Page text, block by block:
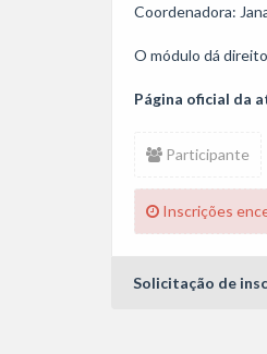
Coordenadora:
O módulo dá
Página oficial da
Participante
Inscrições
Solicitação de